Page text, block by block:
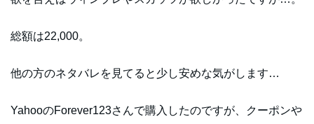
総額は22,000。
他の方のネタバレを見てると少し安めな気がします…
YahooのForever123さんで購入したのですが、クーポンや